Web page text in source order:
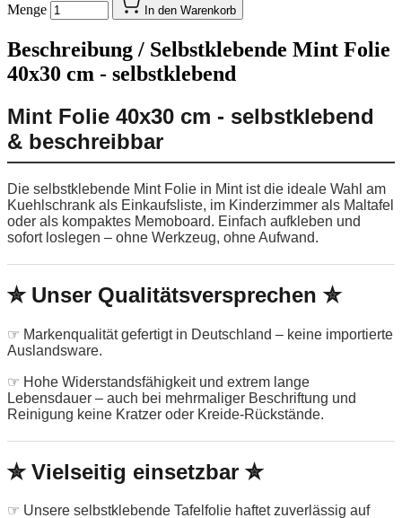
Menge In den Warenkorb
Beschreibung / Selbstklebende Mint Folie
40x30 cm - selbstklebend
Mint Folie 40x30 cm - selbstklebend
& beschreibbar
Die selbstklebende Mint Folie in Mint ist die ideale Wahl am
Kuehlschrank als Einkaufsliste, im Kinderzimmer als Maltafel
oder als kompaktes Memoboard. Einfach aufkleben und
sofort loslegen – ohne Werkzeug, ohne Aufwand.
✮ Unser Qualitätsversprechen ✮
☞ Markenqualität gefertigt in Deutschland – keine importierte
Auslandsware.
☞ Hohe Widerstandsfähigkeit und extrem lange
Lebensdauer – auch bei mehrmaliger Beschriftung und
Reinigung keine Kratzer oder Kreide-Rückstände.
✮ Vielseitig einsetzbar ✮
☞ Unsere selbstklebende Tafelfolie haftet zuverlässig auf